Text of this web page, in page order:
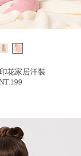
花家居洋裝